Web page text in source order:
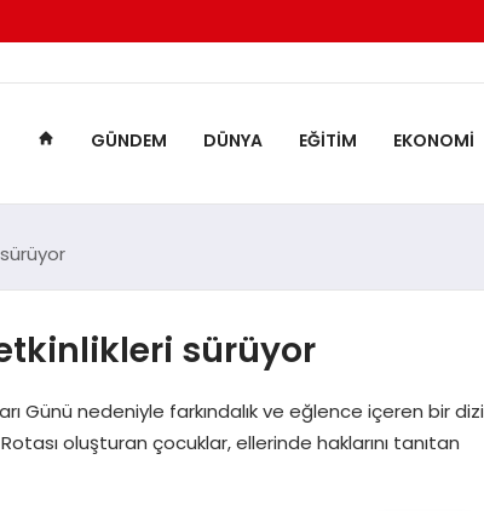
GÜNDEM DÜNYA EĞITIM EKONOMI
sürüyor
Günü nedeniyle farkındalık ve eğlence içeren bir dizi
oluşturan çocuklar, ellerinde haklarını tanıtan